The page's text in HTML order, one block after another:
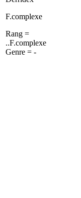
F.complexe
Rang =
..F.complexe
Genre = -